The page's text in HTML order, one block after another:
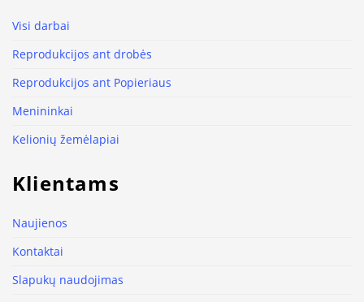
Visi darbai
Reprodukcijos ant drobės
Reprodukcijos ant Popieriaus
Menininkai
Kelionių žemėlapiai
Klientams
Naujienos
Kontaktai
Slapukų naudojimas